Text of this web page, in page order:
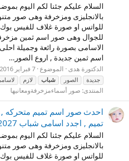
السلام عليكم جئنا لكم اليوم
بالانجليزى ومزخرفة وهى صور
للواتس او صورة غلاف للفيس بوك
للجوال وهى صور اسم ثمين
الاسامى بصورة رائعة وجميلة
اسم ثمين جديدة , اروع الصور...
الدكتورة هدى الموضوع 7 فبراير 2016
جديدة
الصور شباب لازم
المنتدى: صور أسماءمزخرفةومعانيها
احدث صور اسم تميم متحركه ,
تميم , اجدد اسامى شباب 2027
السلام عليكم جئنا لكم اليوم
بالانجليزى ومزخرفة وهى صور
للواتس او صورة غلاف للفيس بوك